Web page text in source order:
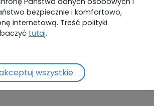
bezpiecznie i komfortowo,
internetową. Treść polityki
tutaj.
wszystkie